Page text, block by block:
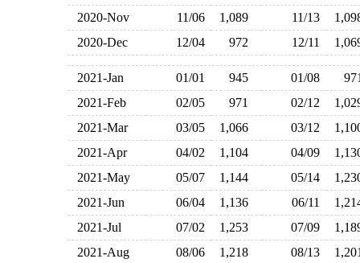
2020-Nov
11/06 1,089 11/13
2020-Dec
12/04 972 12/11
2021-Jan 01/01 945 01/08
2021-Feb
02/05 971 02/12
2021-Mar
03/05 1,066 03/12
2021-Apr
04/02 1,104 04/09
2021-May
05/07 1,144 05/14
2021-Jun
06/04 1,136 06/11
2021-Jul
07/02 1,253 07/09
2021-Aug
08/06 1,218 08/13